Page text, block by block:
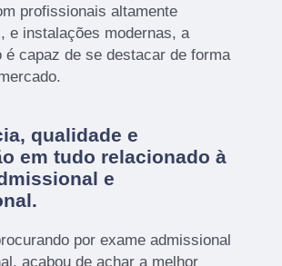
profissionais altamente
e instalações modernas, a
é capaz de se destacar de forma
qualidade e
em tudo relacionado à
e
por exame admissional
acabou de achar a melhor